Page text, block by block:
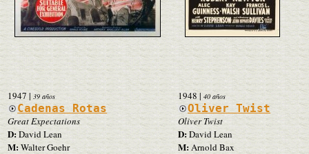
1947 | 39 años
Cadenas Rotas
Great Expectations
D:David Lean
M: Walter Goehr
1948| 40 años
Oliver Twist
Oliver Twist
D:David Lean
M: Arnold Bax